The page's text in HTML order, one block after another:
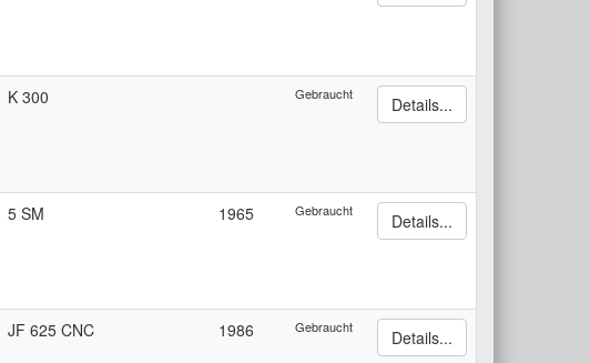
K 300 Gebraucht Details...
5 SM 1965 Gebraucht Details...
JF 625 CNC 1986 Gebraucht Details...